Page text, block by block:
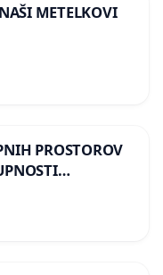
METELKOVI
PROSTOROV